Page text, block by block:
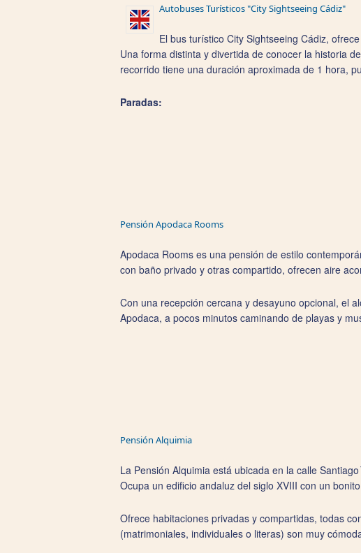
Autobuses Turísticos "City Sightseeing Cádiz"
El bus turístico City Sightseeing Cádiz,
Una forma distinta y divertida de conocer la historia
recorrido tiene una duración aproximada de 1 hora,
Paradas:
Pensión Apodaca Rooms
Apodaca Rooms es una pensión de estilo
con baño privado y otras compartido, ofrecen aire
Con una recepción cercana y desayuno opcional, el
Apodaca, a pocos minutos caminando de playas y
Pensión Alquimia
La Pensión Alquimia está ubicada en la calle
Ocupa un edificio andaluz del siglo XVIII con un
Ofrece habitaciones privadas y compartidas, todas
­(matrimoniales, individuales o literas) son muy